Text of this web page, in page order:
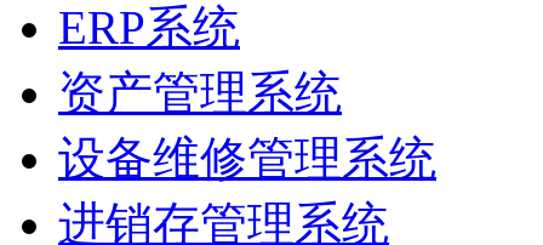
ERP系统
资产管理系统
设备维修管理系统
进销存管理系统